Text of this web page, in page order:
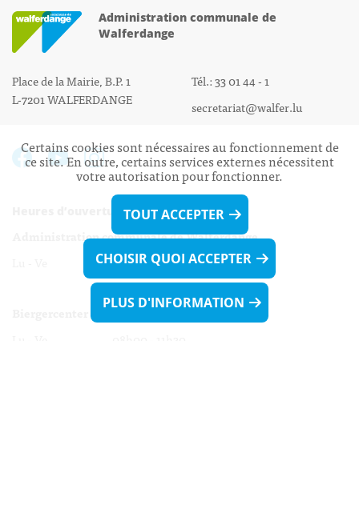
Administration communale de
Walferdange
Place de la Mairie, B.P. 1
L-7201 WALFERDANGE
Tél.: 33 01 44 - 1
secretariat@walfer.lu
Heures d’ouverture:
Administration communale de Walferdange
Lu - Ve 08h00 - 11h30
13h30 - 16h00
Certains cookies sont nécessaires au fonctionnement de
ce site. En outre, certains services externes nécessitent
votre autorisation pour fonctionner.
TOUT ACCEPTER
CHOISIR QUOI ACCEPTER
PLUS D'INFORMATION